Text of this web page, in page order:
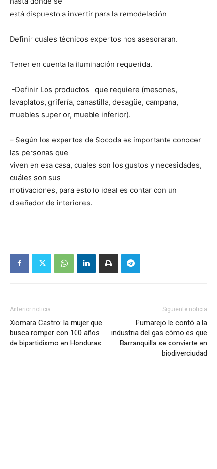
está dispuesto a invertir para la remodelación.
Definir cuales técnicos expertos nos asesoraran.
Tener en cuenta la iluminación requerida.
-Definir Los productos que requiere (mesones,
lavaplatos, grifería, canastilla, desagüe, campana,
muebles superior, mueble inferior).
– Según los expertos de Socoda es importante conocer
las personas que
viven en esa casa, cuales son los gustos y necesidades,
cuáles son sus
motivaciones, para esto lo ideal es contar con un
diseñador de interiores.
Anterior noticia
Xiomara Castro: la mujer que
busca romper con 100 años
de bipartidismo en Honduras
Siguiente noticia
Pumarejo le contó a la
industria del gas cómo es que
Barranquilla se convierte en
biodiverciudad